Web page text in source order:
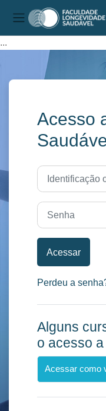
...
Painel lateral
Acesso
Identificação ou
Senha
Acessar
Perdeu a
Alguns
o acesso
Acessar como